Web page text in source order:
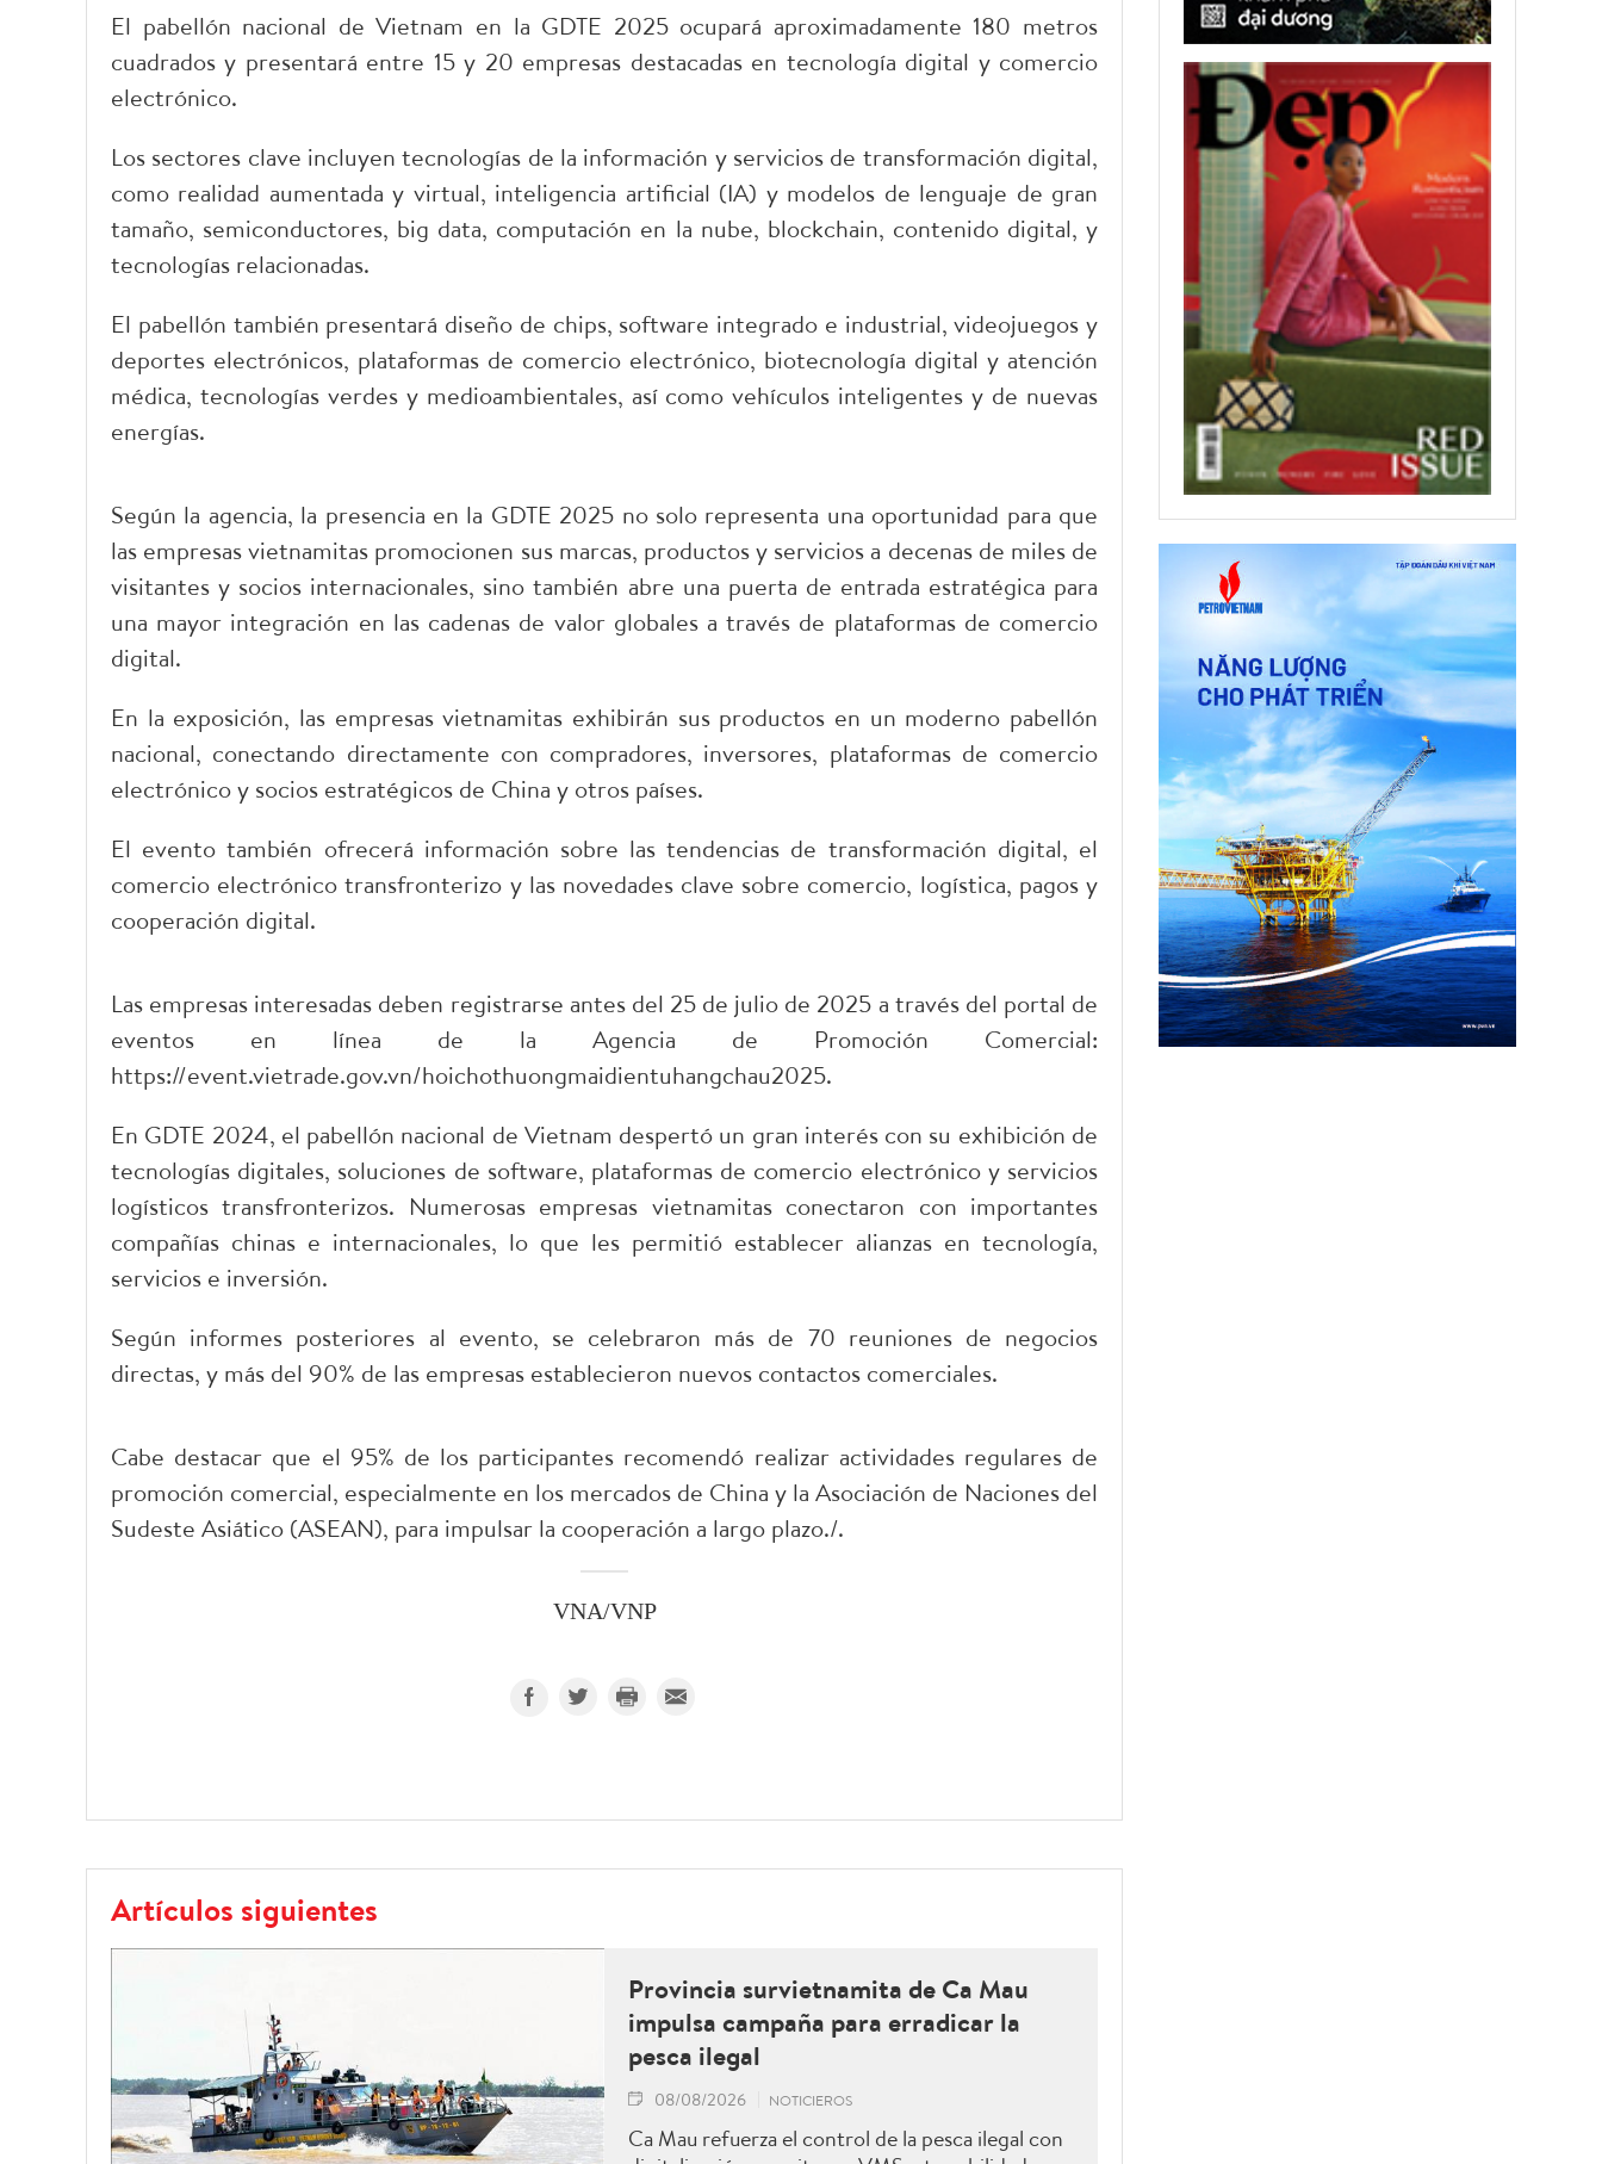
El pabellón nacional de Vietnam en la GDTE 2025 ocupará aproximadamente 180 metros
cuadrados y presentará entre 15 y 20 empresas destacadas en tecnología digital y comercio
electrónico.
Los sectores clave incluyen tecnologías de la información y servicios de transformación digital,
como realidad aumentada y virtual, inteligencia artificial (IA) y modelos de lenguaje de gran
tamaño, semiconductores, big data, computación en la nube, blockchain, contenido digital, y
tecnologías relacionadas.
El pabellón también presentará diseño de chips, software integrado e industrial, videojuegos y
deportes electrónicos, plataformas de comercio electrónico, biotecnología digital y atención
médica, tecnologías verdes y medioambientales, así como vehículos inteligentes y de nuevas
energías.
Según la agencia, la presencia en la GDTE 2025 no solo representa una oportunidad para que
las empresas vietnamitas promocionen sus marcas, productos y servicios a decenas de miles de
visitantes y socios internacionales, sino también abre una puerta de entrada estratégica para
una mayor integración en las cadenas de valor globales a través de plataformas de comercio
digital.
En la exposición, las empresas vietnamitas exhibirán sus productos en un moderno pabellón
nacional, conectando directamente con compradores, inversores, plataformas de comercio
electrónico y socios estratégicos de China y otros países.
El evento también ofrecerá información sobre las tendencias de transformación digital, el
comercio electrónico transfronterizo y las novedades clave sobre comercio, logística, pagos y
cooperación digital.
Las empresas interesadas deben registrarse antes del 25 de julio de 2025 a través del portal de
eventos en línea de la Agencia de Promoción Comercial:
https://event.vietrade.gov.vn/hoichothuongmaidientuhangchau2025.
En GDTE 2024, el pabellón nacional de Vietnam despertó un gran interés con su exhibición de
tecnologías digitales, soluciones de software, plataformas de comercio electrónico y servicios
logísticos transfronterizos. Numerosas empresas vietnamitas conectaron con importantes
compañías chinas e internacionales, lo que les permitió establecer alianzas en tecnología,
servicios e inversión.
Según informes posteriores al evento, se celebraron más de 70 reuniones de negocios
directas, y más del 90% de las empresas establecieron nuevos contactos comerciales.
Cabe destacar que el 95% de los participantes recomendó realizar actividades regulares de
promoción comercial, especialmente en los mercados de China y la Asociación de Naciones del
Sudeste Asiático (ASEAN), para impulsar la cooperación a largo plazo./.
VNA/VNP
Artículos siguientes
Provincia survietnamita de Ca Mau
impulsa campaña para erradicar la
pesca ilegal
08/08/2026 NOTICIEROS
Ca Mau refuerza el control de la pesca ilegal con